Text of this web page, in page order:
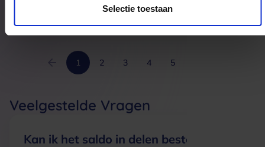
Selectie toestaan
1 2 3 4 5
Veelgestelde Vragen
Kan ik het saldo in delen besteden?